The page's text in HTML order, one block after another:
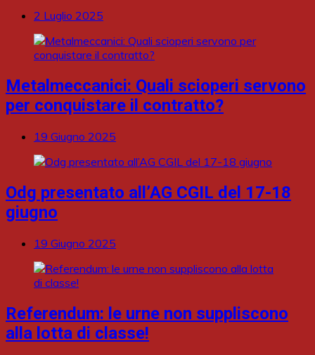
2 Luglio 2025
Metalmeccanici: Quali scioperi servono
per conquistare il contratto?
19 Giugno 2025
Odg presentato all’AG CGIL del 17-18
giugno
19 Giugno 2025
Referendum: le urne non suppliscono
alla lotta di classe!